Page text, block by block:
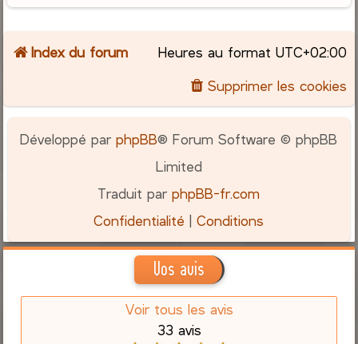
Index du forum Heures au format UTC+02:00
Supprimer les cookies
Développé parphpBB® Forum Software © phpBB
Limited
Traduit parphpBB-fr.com
Confidentialité |Conditions
Vos avis
Voir tous les avis
33 avis